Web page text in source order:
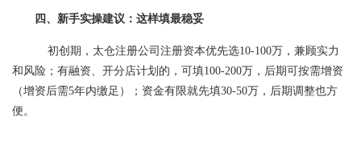
四、新手实操建议：这样填最稳妥
初创期，太仓注册公司注册资本优先选10-100万，兼顾实力
和风险；有融资、开分店计划的，可填100-200万，后期可按需增资
（增资后需5年内缴足）；资金有限就先填30-50万，后期调整也方
便。